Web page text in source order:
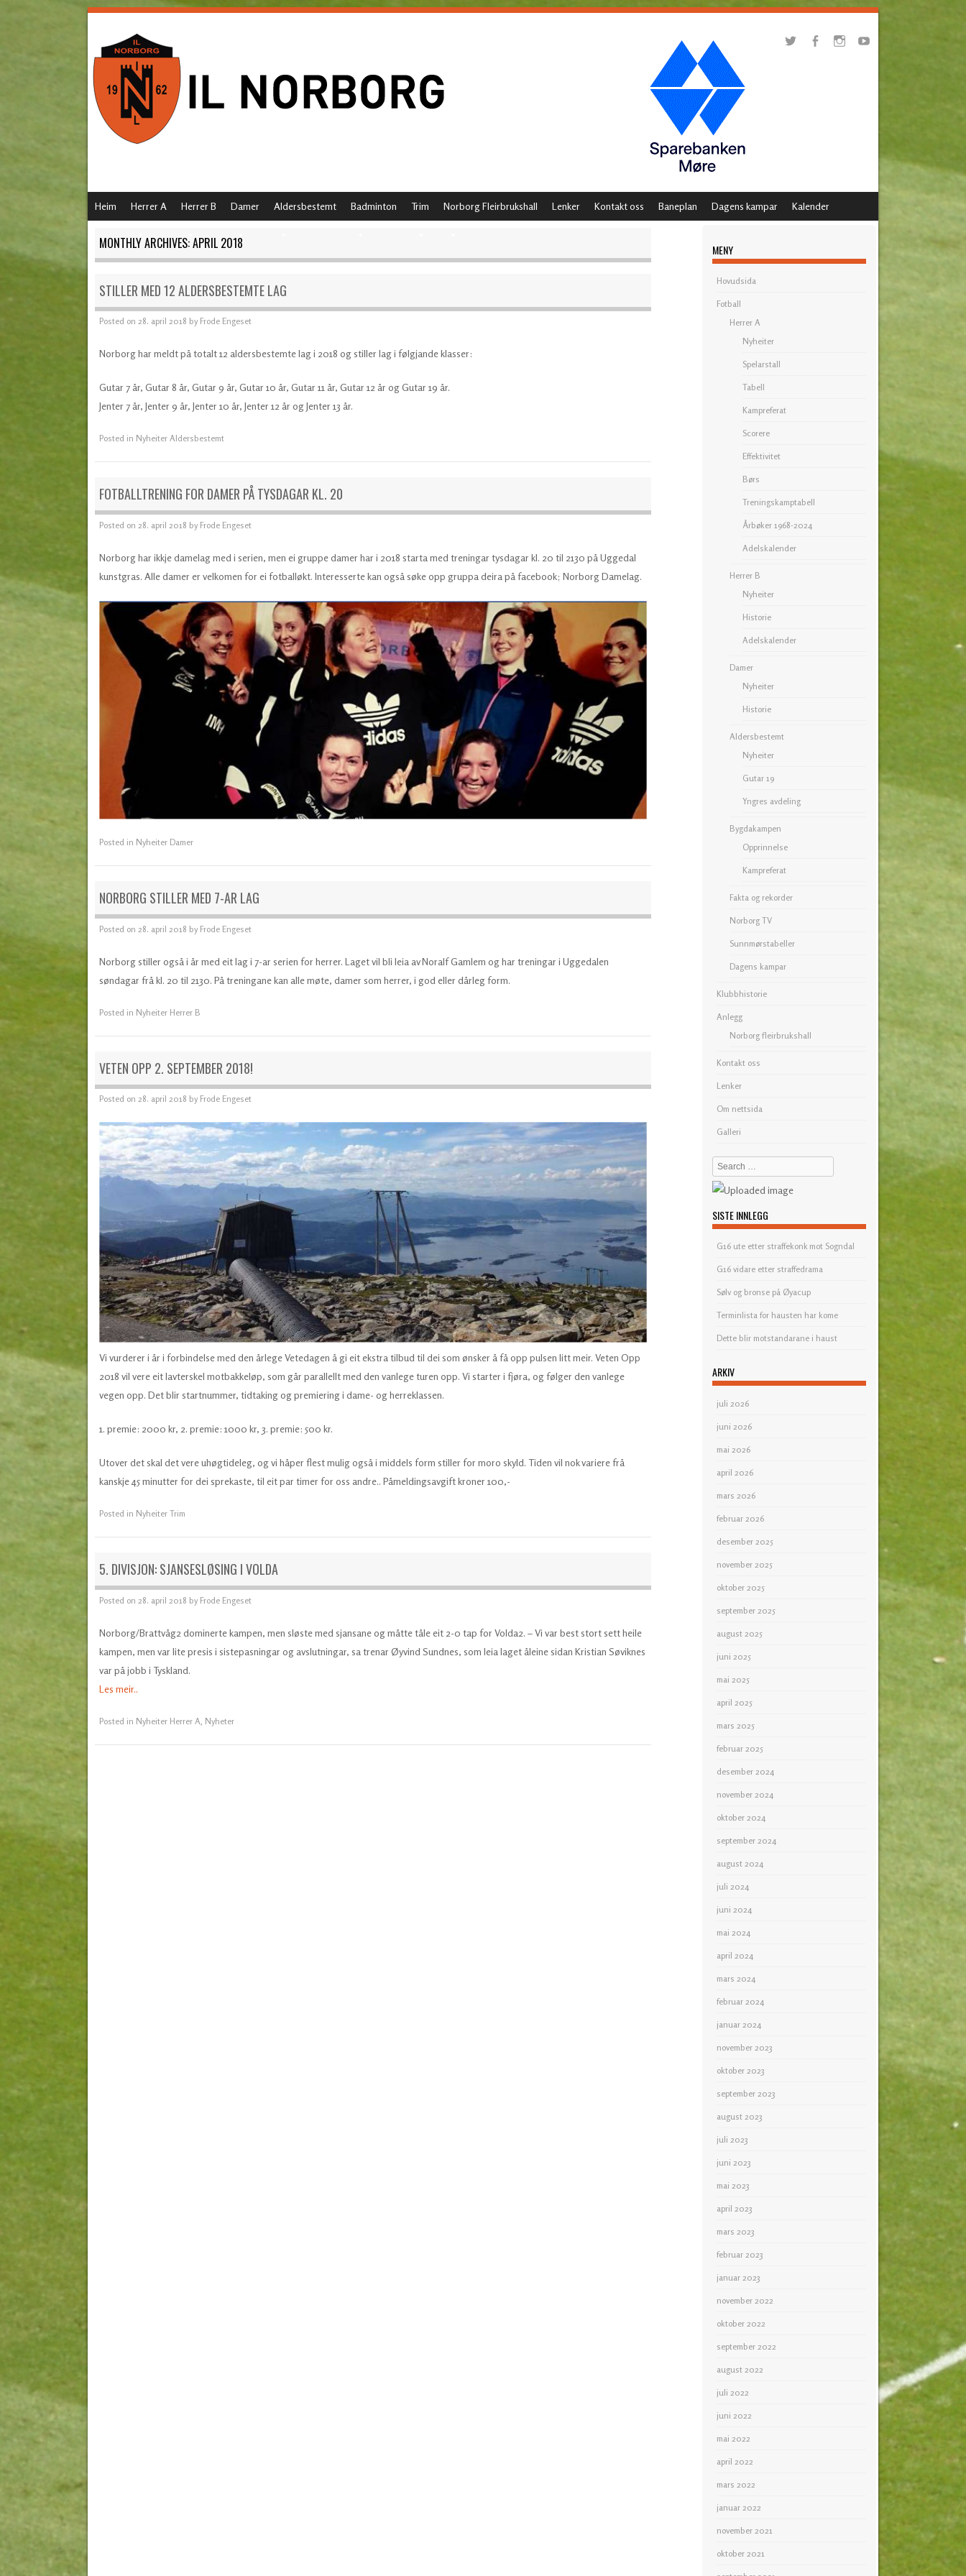
MENU
SKIP TO CONTENT
Heim Herrer A Herrer B Damer Aldersbestemt Badminton Trim Norborg Fleirbrukshall Lenker Kontakt oss Baneplan Dagens kampar Kalender
MONTHLY ARCHIVES:APRIL 2018
STILLER MED 12 ALDERSBESTEMTE LAG
Posted on 28. april 2018 by Frode Engeset
Norborg har meldt på totalt 12 aldersbestemte lag i 2018 og stiller lag i følgjande klasser:
Gutar 7 år, Gutar 8 år, Gutar 9 år, Gutar 10 år, Gutar 11 år, Gutar 12 år og Gutar 19 år.
Jenter 7 år, Jenter 9 år, Jenter 10 år, Jenter 12 år og Jenter 13 år.
Posted in Nyheiter Aldersbestemt
FOTBALLTRENING FOR DAMER PÅ TYSDAGAR KL. 20
Posted on 28. april 2018 by Frode Engeset
Norborg har ikkje damelag med i serien, men ei gruppe damer har i 2018 starta med treningar tysdagar kl. 20 til 2130 på Uggedal
kunstgras. Alle damer er velkomen for ei fotballøkt. Interesserte kan også søke opp gruppa deira på facebook; Norborg Damelag.
Posted in Nyheiter Damer
NORBORG STILLER MED 7-AR LAG
Posted on 28. april 2018 by Frode Engeset
Norborg stiller også i år med eit lag i 7-ar serien for herrer. Laget vil bli leia av Noralf Gamlem og har treningar i Uggedalen
søndagar frå kl. 20 til 2130. På treningane kan alle møte, damer som herrer, i god eller dårleg form.
Posted in Nyheiter Herrer B
VETEN OPP 2. SEPTEMBER 2018!
Posted on 28. april 2018 by Frode Engeset
Vi vurderer i år i forbindelse med den årlege Vetedagen å gi eit ekstra tilbud til dei som ønsker å få opp pulsen litt meir. Veten Opp
2018 vil vere eit lavterskel motbakkeløp, som går parallellt med den vanlege turen opp. Vi starter i fjøra, og følger den vanlege
vegen opp. Det blir startnummer, tidtaking og premiering i dame- og herreklassen.
1. premie: 2000 kr, 2. premie: 1000 kr, 3. premie: 500 kr.
Utover det skal det vere uhøgtideleg, og vi håper flest mulig også i middels form stiller for moro skyld. Tiden vil nok variere frå
kanskje 45 minutter for dei sprekaste, til eit par timer for oss andre.. Påmeldingsavgift kroner 100,-
Posted in Nyheiter Trim
5. DIVISJON: SJANSESLØSING I VOLDA
Posted on 28. april 2018 by Frode Engeset
Norborg/Brattvåg2 dominerte kampen, men sløste med sjansane og måtte tåle eit 2-0 tap for Volda2. – Vi var best stort sett heile
kampen, men var lite presis i sistepasningar og avslutningar, sa trenar Øyvind Sundnes, som leia laget åleine sidan Kristian Søviknes
var på jobb i Tyskland.
Les meir..
Posted in Nyheiter Herrer A Nyheter
MENY
Hovudsida
Fotball
Herrer A
Nyheiter
Spelarstall
Tabell
Kampreferat
Scorere
Effektivitet
Børs
Treningskamptabell
Årbøker 1968-2024
Adelskalender
Herrer B
Nyheiter
Historie
Adelskalender
Damer
Nyheiter
Historie
Aldersbestemt
Nyheiter
Gutar 19
Yngres avdeling
Bygdakampen
Opprinnelse
Kampreferat
Fakta og rekorder
Norborg TV
Sunnmørstabeller
Dagens kampar
Klubbhistorie
Anlegg
Norborg fleirbrukshall
Kontakt oss
Lenker
Om nettsida
Galleri
Search
SISTE INNLEGG
G16 ute etter straffekonk mot Sogndal
G16 vidare etter straffedrama
Sølv og bronse på Øyacup
Terminlista for hausten har kome
Dette blir motstandarane i haust
ARKIV
juli 2026
juni 2026
mai 2026
april 2026
mars 2026
februar 2026
desember 2025
november 2025
oktober 2025
september 2025
august 2025
juni 2025
mai 2025
april 2025
mars 2025
februar 2025
desember 2024
november 2024
oktober 2024
september 2024
august 2024
juli 2024
juni 2024
mai 2024
april 2024
mars 2024
februar 2024
januar 2024
november 2023
oktober 2023
september 2023
august 2023
juli 2023
juni 2023
mai 2023
april 2023
mars 2023
februar 2023
januar 2023
november 2022
oktober 2022
september 2022
august 2022
juli 2022
juni 2022
mai 2022
april 2022
mars 2022
januar 2022
november 2021
oktober 2021